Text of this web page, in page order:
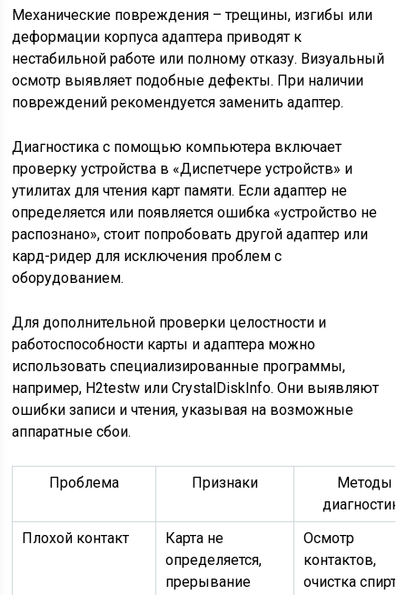
Механические повреждения – трещины, изгибы или
деформации корпуса адаптера приводят к
нестабильной работе или полному отказу. Визуальный
осмотр выявляет подобные дефекты. При наличии
повреждений рекомендуется заменить адаптер.
Диагностика с помощью компьютера включает
проверку устройства в «Диспетчере устройств» и
утилитах для чтения карт памяти. Если адаптер не
определяется или появляется ошибка «устройство не
распознано», стоит попробовать другой адаптер или
кард-ридер для исключения проблем с
оборудованием.
Для дополнительной проверки целостности и
работоспособности карты и адаптера можно
использовать специализированные программы,
например, H2testw или CrystalDiskInfo. Они выявляют
ошибки записи и чтения, указывая на возможные
аппаратные сбои.
Проблема Признаки
Методы
диагностики
Плохой контакт
Карта не
определяется,
прерывание
Осмотр
контактов,
очистка